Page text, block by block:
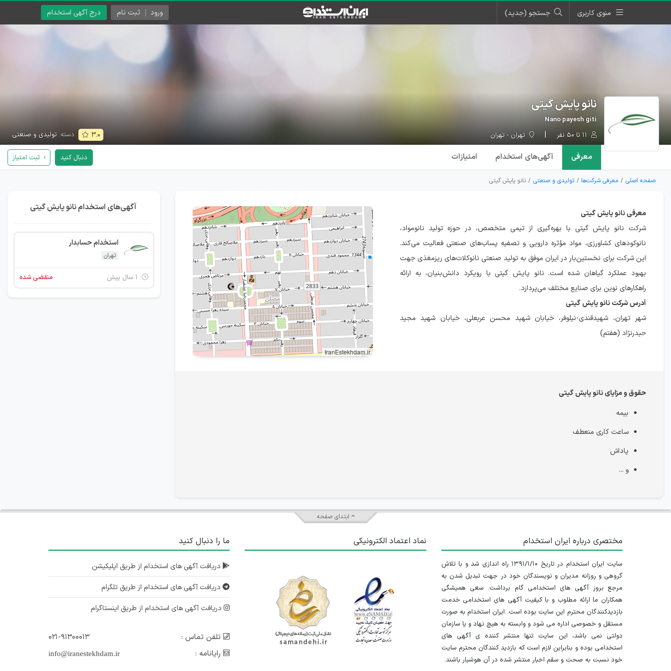
منوی کاربری جستجو (جدید) درج آگهی استخدام ورود ثبت نام
نانو پایش گیتی
Nano payesh giti
تهران - تهران ۳.۰ دسته: تولیدی و صنعتی
معرفی آگهی‌های استخدام امتیازات دنبال کنید ثبت امتیاز
صفحه اصلی معرفی شرکت‌ها تولیدی و صنعتی نانو پایش گیتی
معرفی نانو پایش گیتی
شرکت نانو پایش گیتی با بهره‌گیری از تیمی متخصص، در حوزه تولید نانومواد،
نانوکودهای کشاورزی، مواد مؤثره دارویی و تصفیه پساب‌های صنعتی فعالیت می‌کند.
این شرکت برای نخستین‌بار در ایران موفق به تولید صنعتی نانوکلات‌های ریزمغذی جهت
بهبود عملکرد گیاهان شده است. نانو پایش گیتی با رویکرد دانش‌بنیان، به ارائه
راهکارهای نوین برای صنایع مختلف می‌پردازد.
آدرس شرکت نانو پایش گیتی
شهر تهران، شهیدقندی-نیلوفر، خیابان شهید محسن عربعلی، خیابان شهید مجید
حیدرنژاد (هفتم)
IranEstekhdam.ir
حقوق و مزایای نانو پایش گیتی
بیمه
ساعت کاری منعطف
پاداش
و ...
آگهی‌های استخدام نانو پایش گیتی
استخدام حسابدار
تهران
منقضی شده
ابتدای صفحه
مختصری درباره ایران استخدام
سایت ایران استخدام در تاریخ ۱۳۹۱/۱/۱۰ راه اندازی شد و با تلاش
گروهی و روزانه مدیران و نویسندگان خود در جهت تبدیل شدن به
مرجع بروز آگهی های استخدامی گام برداشت. سعی همیشگی
همکاران ما ارائه مطلوب و با کیفیت آگهی های استخدامی خدمت
بازدیدکنندگان محترم این سایت بوده است. ایران استخدام به صورت
مستقل و خصوصی اداره می شود و وابسته به هیچ نهاد و یا سازمان
دولتی نمی باشد، این سایت تنها منتشر کننده ی آگهی های
استخدامی بوده و بنابراین لازم است که بازدید کنندگان محترم سایت
خود نسبت به صحت و سقم اخبار منتشر شده در آن هوشیار باشند.
نماد اعتماد الکترونیکی ما را دنبال کنید
دریافت آگهی های استخدام از طریق اپلیکیشن
دریافت آگهی های استخدام از طریق تلگرام
دریافت آگهی های استخدام از طریق اینستاگرام
تلفن تماس :
۰۲۱-۹۱۳۰۰۰۱۳
رایانامه :
info@iranestekhdam.ir